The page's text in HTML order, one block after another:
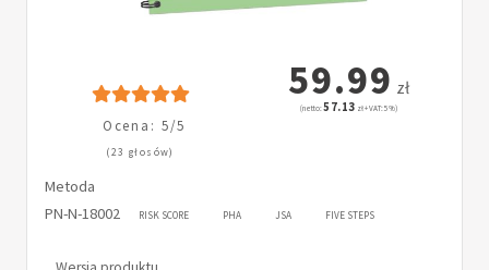
Ocena: 5/5
(23 głosów)
59.99 zł
(netto:57.13 zł + VAT: 5%)
Metoda
PN-N-18002
RISK SCORE PHA JSA FIVE STEPS